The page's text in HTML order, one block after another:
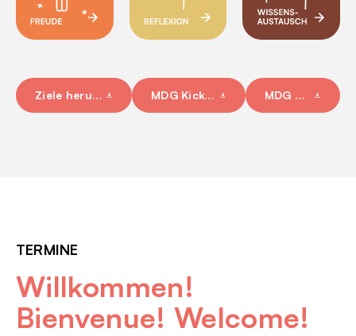
Freude Reflexion Wissensaustausch
Ziele herunterladen (PDF) MDG Kick-Starter-Bogen MDG Poster (PDF)
TERMINE
Willkommen!
Bienvenue! Welcome!